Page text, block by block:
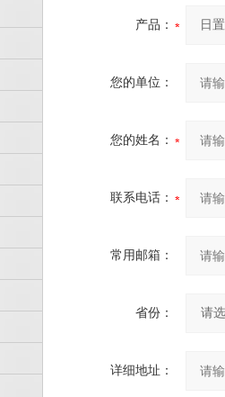
产品：
您的单位：
您的姓名：
联系电话：
常用邮箱：
省份：
详细地址：